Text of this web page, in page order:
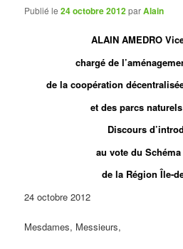
Publié le24 octobre 2012parAlain
ALAIN AMEDRO
chargé de
de la coopération
et des parcs
Discours
au vote du
de la Région Île-
24 octobre 2012
Mesdames, Messieurs,